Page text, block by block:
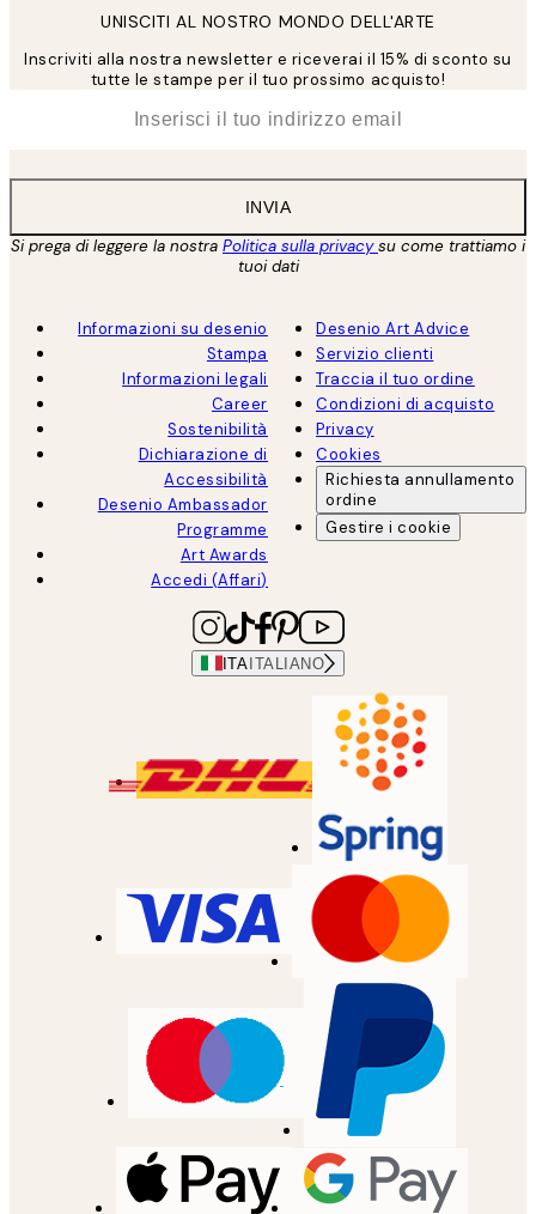
UNISCITI AL NOSTRO MONDO DELL'ARTE
Inscriviti alla nostra newsletter e riceverai il 15% di sconto su
tutte le stampe per il tuo prossimo acquisto!
INVIA
Si prega di leggere la nostra Politica sulla privacysu come trattiamo i
tuoi dati
Informazioni su desenio
Stampa
Informazioni legali
Career
Sostenibilità
Dichiarazione di
Accessibilità
Desenio Ambassador
Programme
Art Awards
Accedi (Affari)
Desenio Art Advice
Servizio clienti
Traccia il tuo ordine
Condizioni di acquisto
Privacy
Cookies
Richiesta annullamento
ordine
Gestire i cookie
ITAITALIANO